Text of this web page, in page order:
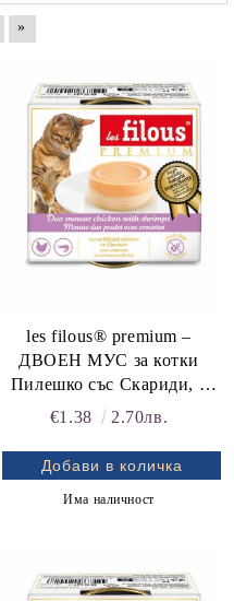
»
les filous® premium –
ДВОЕН МУС за котки
Пилешко със Скариди, с
гладка текстура
€1.38 2.70лв.
Има наличност